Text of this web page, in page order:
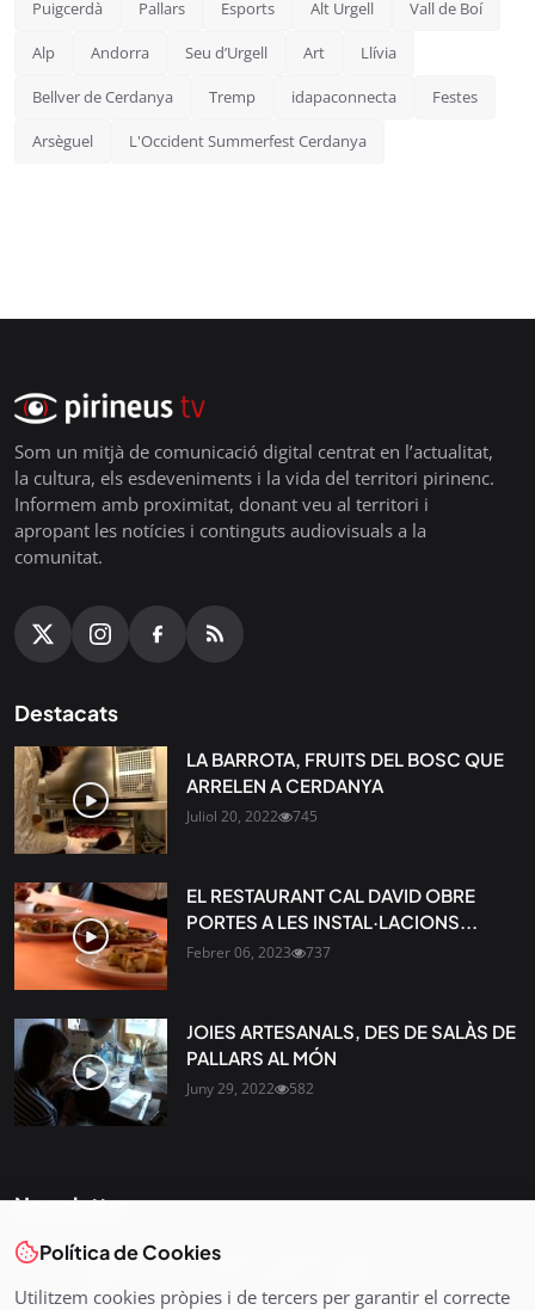
Puigcerdà Pallars Esports Alt Urgell Vall de Boí
Alp Andorra Seu d’Urgell Art Llívia
Bellver de Cerdanya Tremp idapaconnecta Festes
Arsèguel L'Occident Summerfest Cerdanya
Som un mitjà de comunicació digital centrat en l’actualitat,
la cultura, els esdeveniments i la vida del territori pirinenc.
Informem amb proximitat, donant veu al territori i
apropant les notícies i continguts audiovisuals a la
comunitat.
Destacats
LA BARROTA, FRUITS DEL BOSC QUE
ARRELEN A CERDANYA
Juliol 20, 2022 745
EL RESTAURANT CAL DAVID OBRE
PORTES A LES INSTAL·LACIONS...
Febrer 06, 2023 737
JOIES ARTESANALS, DES DE SALÀS DE
PALLARS AL MÓN
Juny 29, 2022 582
Newsletter
Tota l’actualitat, seleccionada i enviada directament al teu
que importa.
Política de Cookies
Utilitzem cookies pròpies i de tercers per garantir el correcte